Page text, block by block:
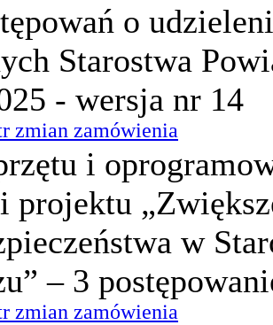
o
Starostwa
- wersja nr 14
zmian zamówienia
i
projektu
w
– 3
zmian zamówienia